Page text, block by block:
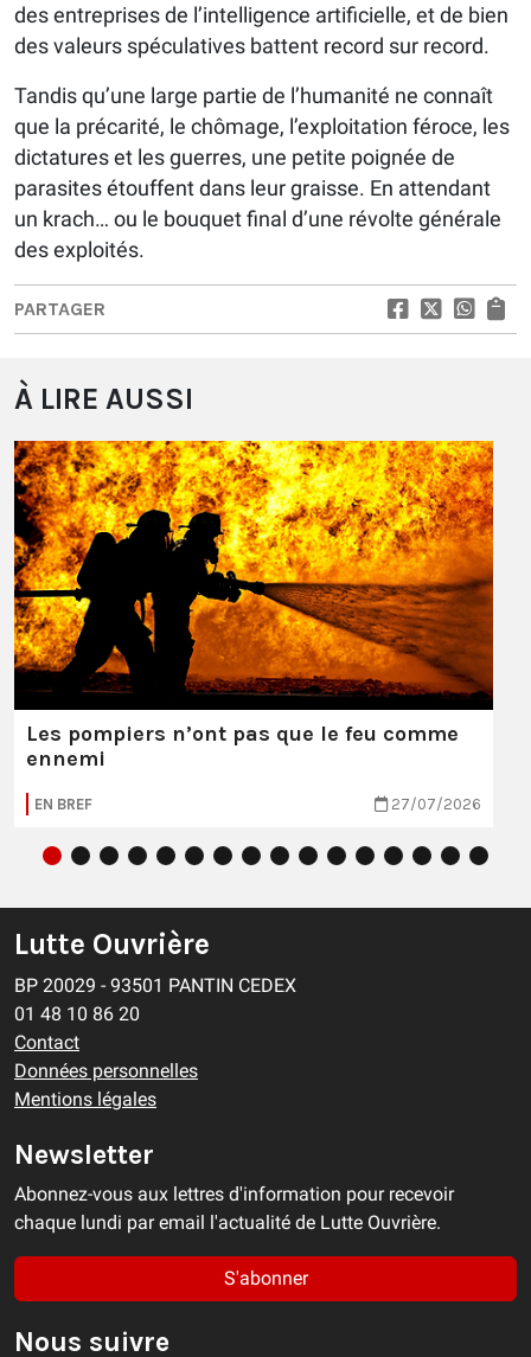
des entreprises de l’intelligence artificielle, et de bien
des valeurs spéculatives battent record sur record.
Tandis qu’une large partie de l’humanité ne connaît
que la précarité, le chômage, l’exploitation féroce, les
dictatures et les guerres, une petite poignée de
parasites étouffent dans leur graisse. En attendant
un krach… ou le bouquet final d’une révolte générale
des exploités.
PARTAGER
À LIRE AUSSI
Les pompiers n’ont pas que le feu comme
ennemi
EN BREF 27/07/2026
Lutte Ouvrière
BP 20029 - 93501 PANTIN CEDEX
01 48 10 86 20
Contact
Données personnelles
Mentions légales
Newsletter
Abonnez-vous aux lettres d'information pour recevoir
chaque lundi par email l'actualité de Lutte Ouvrière.
S'abonner
Nous suivre